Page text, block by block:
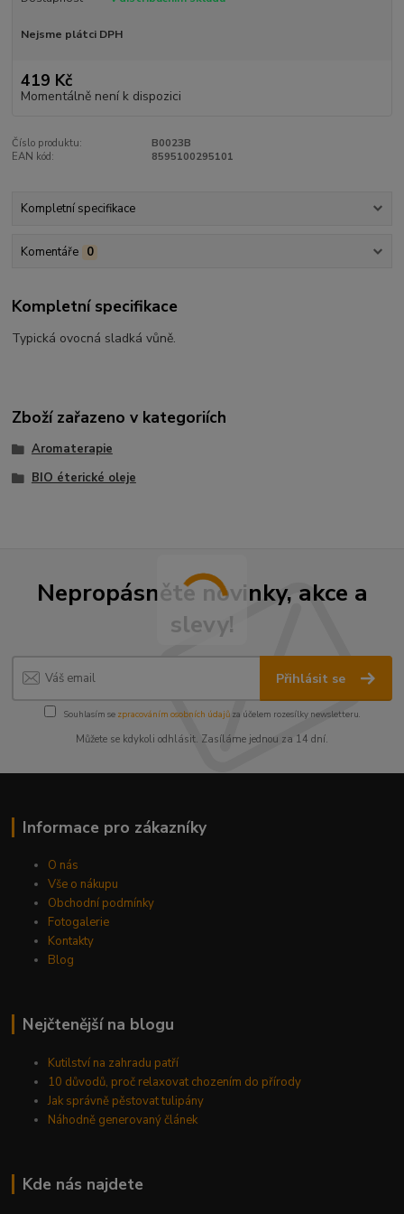
Nejsme plátci DPH
419 Kč
Momentálně není k dispozici
Číslo produktu:
B0023B
EAN kód:
8595100295101
Kompletní specifikace
Komentáře 0
Kompletní specifikace
Typická ovocná sladká vůně.
Zboží zařazeno v kategoriích
Aromaterapie
BIO éterické oleje
Nepropásněte novinky, akce a
slevy!
Přihlásit se
Souhlasím se zpracováním osobních údajůza účelem rozesílky newsletteru.
Můžete se kdykoli odhlásit. Zasíláme jednou za 14 dní.
Informace pro zákazníky
O nás
Vše o nákupu
Obchodní podmínky
Fotogalerie
Kontakty
Blog
Nejčtenější na blogu
Kutilství na zahradu patří
10 důvodů, proč relaxovat chozením do přírody
Jak správně pěstovat tulipány
Náhodně generovaný článek
Kde nás najdete